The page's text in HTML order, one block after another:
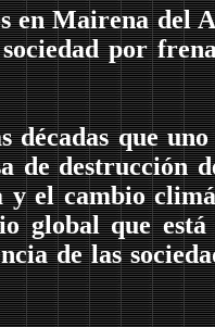
en Mairena del
por
décadas que
de destrucción
y el cambio
global que
de las